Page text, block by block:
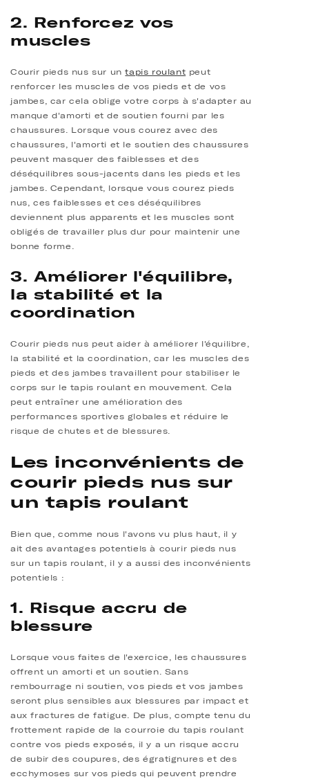
2. Renforcez vos
muscles
Courir pieds nus sur untapis roulant peut
renforcer les muscles de vos pieds et de vos
jambes, car cela oblige votre corps à s'adapter au
manque d'amorti et de soutien fourni par les
chaussures. Lorsque vous courez avec des
chaussures, l'amorti et le soutien des chaussures
peuvent masquer des faiblesses et des
déséquilibres sous-jacents dans les pieds et les
jambes. Cependant, lorsque vous courez pieds
nus, ces faiblesses et ces déséquilibres
deviennent plus apparents et les muscles sont
obligés de travailler plus dur pour maintenir une
bonne forme.
3. Améliorer l'équilibre,
la stabilité et la
coordination
Courir pieds nus peut aider à améliorer l'équilibre,
la stabilité et la coordination, car les muscles des
pieds et des jambes travaillent pour stabiliser le
corps sur le tapis roulant en mouvement. Cela
peut entraîner une amélioration des
performances sportives globales et réduire le
risque de chutes et de blessures.
Les inconvénients de
courir pieds nus sur
un tapis roulant
Bien que, comme nous l'avons vu plus haut, il y
ait des avantages potentiels à courir pieds nus
sur un tapis roulant, il y a aussi des inconvénients
potentiels :
1. Risque accru de
blessure
Lorsque vous faites de l'exercice, les chaussures
offrent un amorti et un soutien. Sans
rembourrage ni soutien, vos pieds et vos jambes
seront plus sensibles aux blessures par impact et
aux fractures de fatigue. De plus, compte tenu du
frottement rapide de la courroie du tapis roulant
contre vos pieds exposés, il y a un risque accru
de subir des coupures, des égratignures et des
ecchymoses sur vos pieds qui peuvent prendre